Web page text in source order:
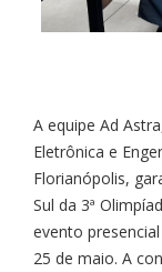
A equipe Ad
Eletrônica e
Florianópolis,
Sul da 3ª
evento
25 de maio. A